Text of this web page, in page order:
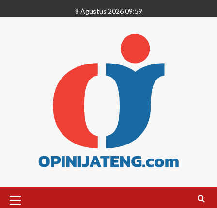
8 Agustus 2026 09:59